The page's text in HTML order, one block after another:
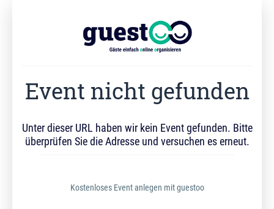
Event nicht gefunden
Unter dieser URL haben wir kein Event gefunden. Bitte
überprüfen Sie die Adresse und versuchen es erneut.
Kostenloses Event anlegen mit guestoo